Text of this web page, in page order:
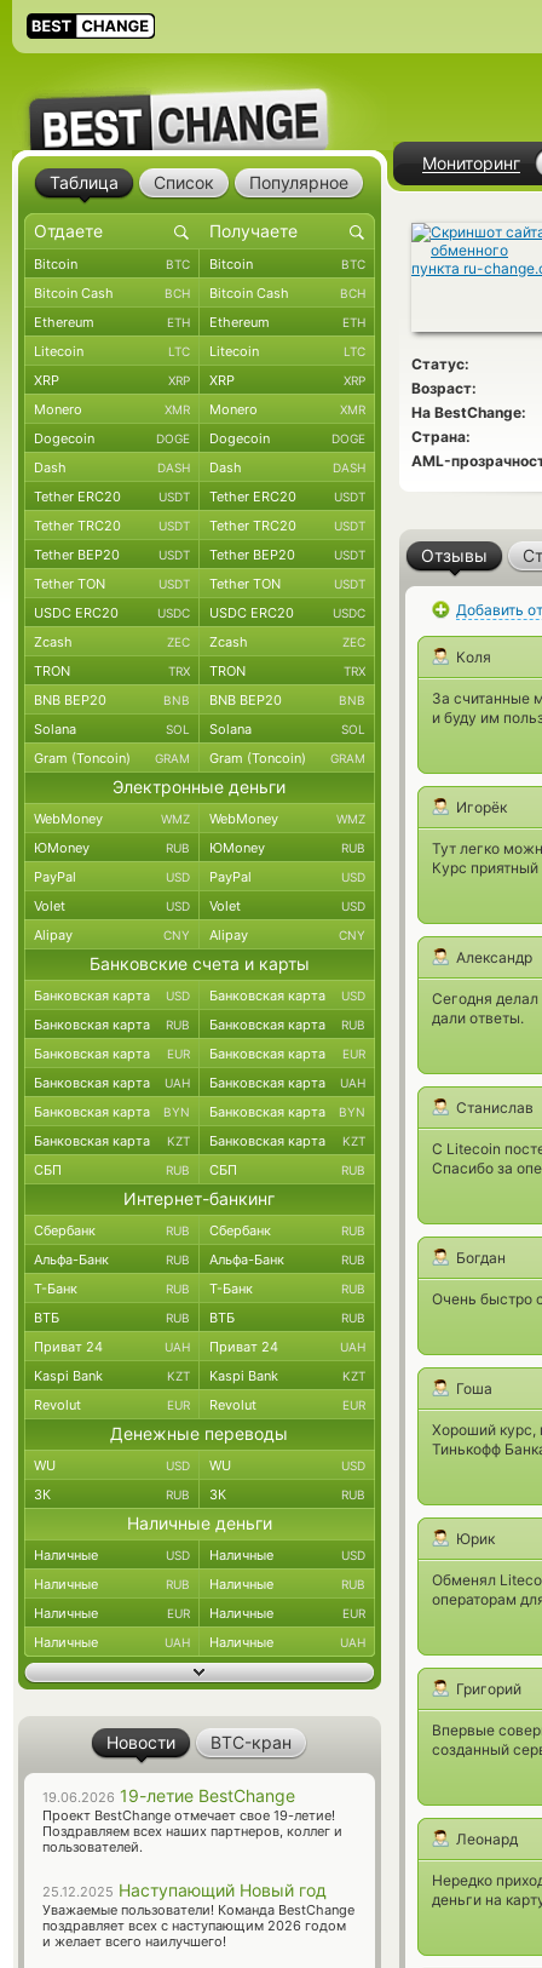
Мониторинг
Статус:
Возраст:
На BestChange:
Страна:
AML-
Отзывы
Добавить
Коля
За считанные
и буду им
Игорёк
Тут легко
Курс
Александр
Сегодня
дали ответы.
Станислав
С Litecoin
Спасибо за
Богдан
Очень быстро
Гоша
Хороший курс,
Тинькофф
Юрик
Обменял
операторам
Григорий
Впервые
созданный
Леонард
Нередко
деньги на
Таблица Список Популярное
Bitcoin BTC Bitcoin BTC
Bitcoin Cash BCH Bitcoin Cash BCH
Ethereum ETH Ethereum ETH
Litecoin LTC Litecoin LTC
XRP XRP XRP XRP
Monero XMR Monero XMR
Dogecoin DOGE Dogecoin DOGE
Dash DASH Dash DASH
Tether ERC20 USDT Tether ERC20 USDT
Tether TRC20 USDT Tether TRC20 USDT
Tether BEP20 USDT Tether BEP20 USDT
Tether TON USDT Tether TON USDT
USDC ERC20 USDC USDC ERC20 USDC
Zcash ZEC Zcash ZEC
TRON TRX TRON TRX
BNB BEP20 BNB BNB BEP20 BNB
Solana SOL Solana SOL
Gram (Toncoin) GRAM Gram (Toncoin) GRAM
Электронные деньги
WebMoney WMZ WebMoney WMZ
ЮMoney RUB ЮMoney RUB
PayPal USD PayPal USD
Volet USD Volet USD
Alipay CNY Alipay CNY
Банковские счета и карты
Банковская карта USD Банковская карта USD
Банковская карта RUB Банковская карта RUB
Банковская карта EUR Банковская карта EUR
Банковская карта UAH Банковская карта UAH
Банковская карта BYN Банковская карта BYN
Банковская карта KZT Банковская карта KZT
СБП RUB СБП RUB
Интернет-банкинг
Сбербанк RUB Сбербанк RUB
Альфа-Банк RUB Альфа-Банк RUB
Т-Банк RUB Т-Банк RUB
ВТБ RUB ВТБ RUB
Приват 24 UAH Приват 24 UAH
Kaspi Bank KZT Kaspi Bank KZT
Revolut EUR Revolut EUR
Денежные переводы
WU USD WU USD
ЗК RUB ЗК RUB
Наличные деньги
Наличные USD Наличные USD
Наличные RUB Наличные RUB
Наличные EUR Наличные EUR
Наличные UAH Наличные UAH
Новости BTC-кран
19.06.2026 19-летие BestChange
Проект BestChange отмечает свое 19-летие!
Поздравляем всех наших партнеров, коллег и
пользователей.
25.12.2025 Наступающий Новый год
Уважаемые пользователи! Команда BestChange
поздравляет всех с наступающим 2026 годом
и желает всего наилучшего!